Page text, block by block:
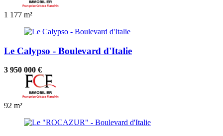
1 177 m²
Le Calypso - Boulevard d'Italie
3 950 000 €
92 m²